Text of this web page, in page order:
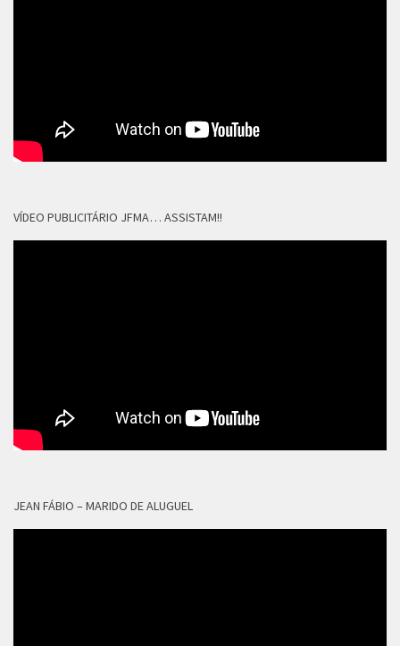
VÍDEO PUBLICITÁRIO JFMA… ASSISTAM!!
JEAN FÁBIO – MARIDO DE ALUGUEL